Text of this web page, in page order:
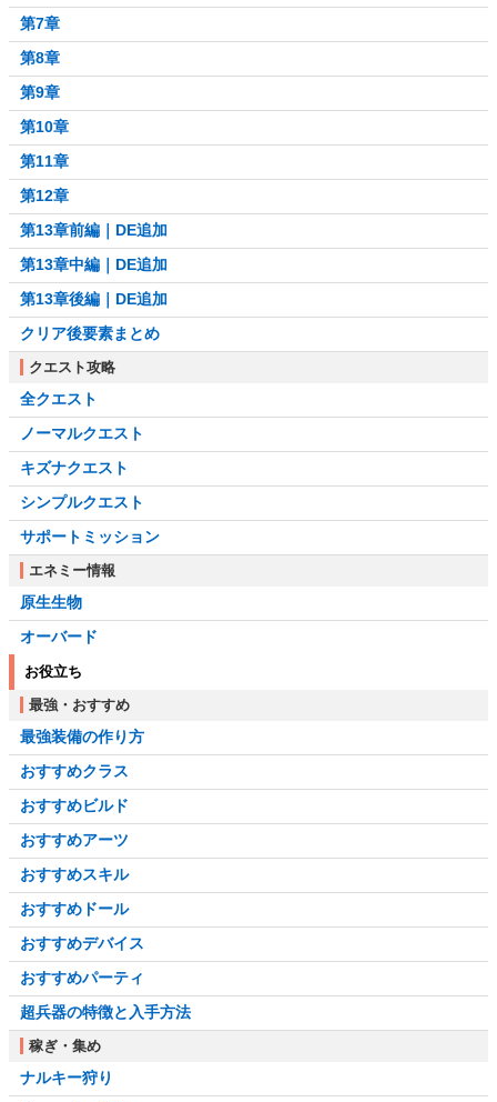
第7章
第8章
第9章
第10章
第11章
第12章
第13章前編｜DE追加
第13章中編｜DE追加
第13章後編｜DE追加
クリア後要素まとめ
クエスト攻略
全クエスト
ノーマルクエスト
キズナクエスト
シンプルクエスト
サポートミッション
エネミー情報
原生生物
オーバード
お役立ち
最強・おすすめ
最強装備の作り方
おすすめクラス
おすすめビルド
おすすめアーツ
おすすめスキル
おすすめドール
おすすめデバイス
おすすめパーティ
超兵器の特徴と入手方法
稼ぎ・集め
ナルキー狩り